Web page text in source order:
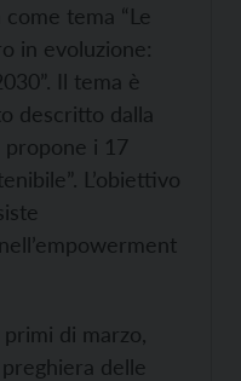
tema “Le
in evoluzione:
Il tema è
descritto dalla
propone i 17
L’obiettivo
di marzo,
delle